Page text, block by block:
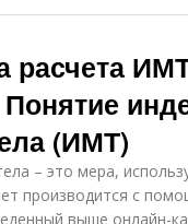
расчета
(ИМТ)
– это мера,
производится с
выше онлайн-